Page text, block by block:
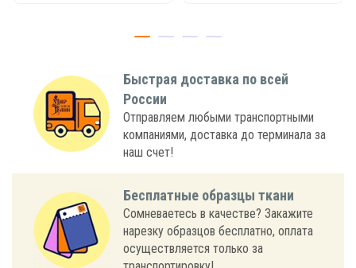
Быстрая доставка по всей
России
Отправляем любыми транспортными
компаниями, доставка до терминала за
наш счет!
Бесплатные образцы ткани
Сомневаетесь в качестве? Закажите
нарезку образцов бесплатно, оплата
осуществляется только за